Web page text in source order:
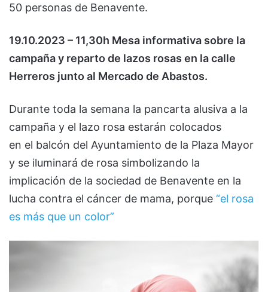
50 personas de Benavente.
19.10.2023 – 11,30h Mesa informativa sobre la
campaña y reparto de lazos rosas en la calle
Herreros junto al Mercado de Abastos.
Durante toda la semana la pancarta alusiva a la
campaña y el lazo rosa estarán colocados
en el balcón del Ayuntamiento de la Plaza Mayor
y se iluminará de rosa simbolizando la
implicación de la sociedad de Benavente en la
lucha contra el cáncer de mama, porque “el rosa
es más que un color”